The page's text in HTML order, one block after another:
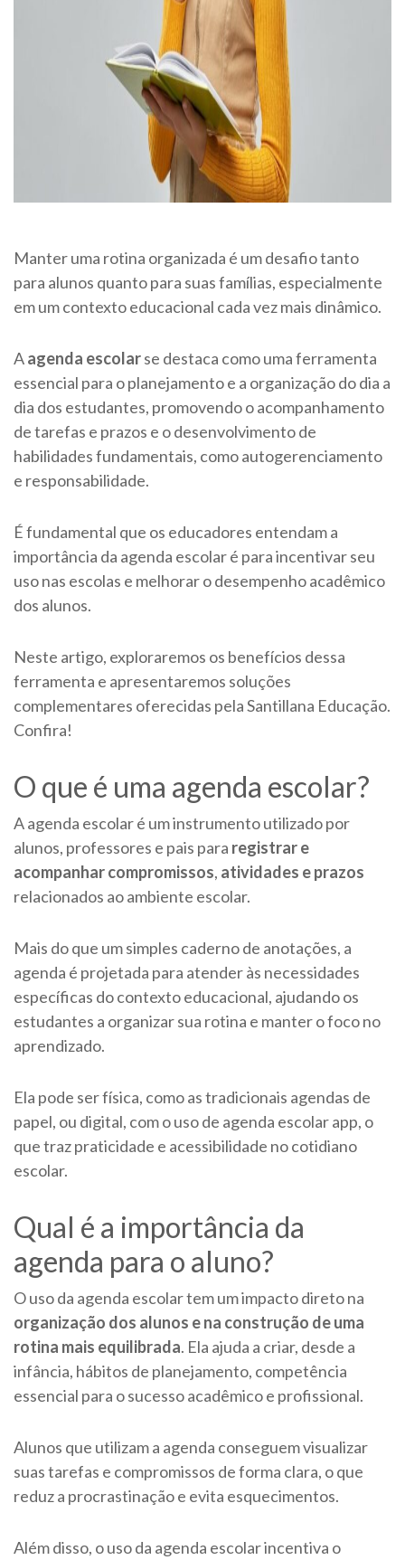
Manter uma rotina organizada é um desafio tanto
para alunos quanto para suas famílias, especialmente
em um contexto educacional cada vez mais dinâmico.
Aagenda escolarse destaca como uma ferramenta
essencial para o planejamento e a organização do dia a
dia dos estudantes, promovendo o acompanhamento
de tarefas e prazos e o desenvolvimento de
habilidades fundamentais, como autogerenciamento
e responsabilidade.
É fundamental que os educadores entendam a
importância da agenda escolar é para incentivar seu
uso nas escolas e melhorar o desempenho acadêmico
dos alunos.
Neste artigo, exploraremos os benefícios dessa
ferramenta e apresentaremos soluções
complementares oferecidas pela Santillana Educação.
Confira!
O que é uma agenda escolar?
A agenda escolar é um instrumento utilizado por
alunos, professores e pais para registrar e
acompanhar compromissos, atividades e prazos
relacionados ao ambiente escolar.
Mais do que um simples caderno de anotações, a
agenda é projetada para atender às necessidades
específicas do contexto educacional, ajudando os
estudantes a organizar sua rotina e manter o foco no
aprendizado.
Ela pode ser física, como as tradicionais agendas de
papel, ou digital, com o uso de agenda escolar app, o
que traz praticidade e acessibilidade no cotidiano
escolar.
Qual é a importância da
agenda para o aluno?
O uso da agenda escolar tem um impacto direto na
organização dos alunos e na construção de uma
rotina mais equilibrada. Ela ajuda a criar, desde a
infância, hábitos de planejamento, competência
essencial para o sucesso acadêmico e profissional.
Alunos que utilizam a agenda conseguem visualizar
suas tarefas e compromissos de forma clara, o que
reduz a procrastinação e evita esquecimentos.
Além disso, o uso da agenda escolar incentiva o